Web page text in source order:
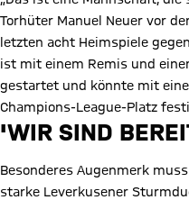
Torhüter Manuel Neuer vor
letzten acht Heimspiele
ist mit einem Remis und
gestartet und könnte mit
Champions-League-Platz
'WIR SIND
Besonderes Augenmerk
starke Leverkusener